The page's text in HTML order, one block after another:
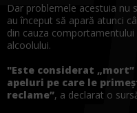
Dar problemele acestuia nu
auînceput să apară atunci
din cauza comportamentului
alcoolului.
"Este considerat „mort”
apeluri pe care le
reclame”, a declarat o